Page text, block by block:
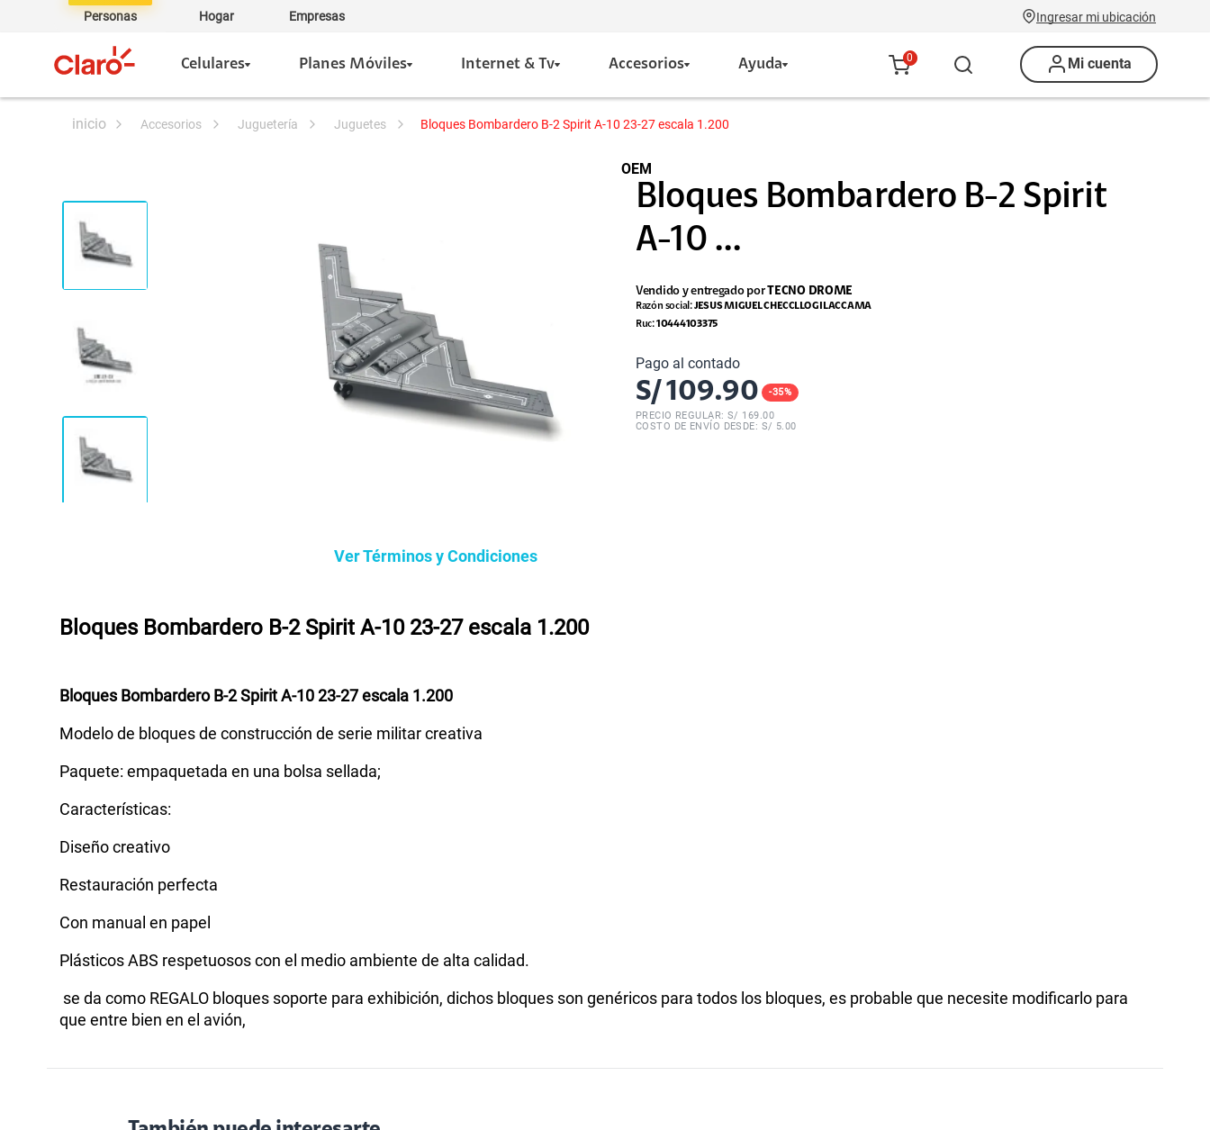
Personas Hogar Empresas Ingresar mi ubicación
Celulares Planes Móviles Internet & Tv Accesorios Ayuda 0 Mi cuenta
accesorios juguetería juguetes Bloques Bombardero B-2 Spirit A-10 23-27 escala 1.200
Ver Términos y Condiciones
OEM
Bloques Bombardero B-2 Spirit
A-10 ...
Vendido y entregado por TECNO DROME
Razón social:JESUS MIGUEL CHECCLLO GILACCAMA
Ruc:10444103375
Pago al contado
S/109.90 -35%
PRECIO REGULAR: S/ 169.00
COSTO DE ENVÍO DESDE: S/ 5.00
Bloques Bombardero B-2 Spirit A-10 23-27 escala 1.200
Bloques Bombardero B-2 Spirit A-10 23-27 escala 1.200
Modelo de bloques de construcción de serie militar creativa
Paquete: empaquetada en una bolsa sellada;
Características:
Diseño creativo
Restauración perfecta
Con manual en papel
Plásticos ABS respetuosos con el medio ambiente de alta calidad.
se da como REGALO bloques soporte para exhibición, dichos bloques son genéricos para todos los bloques, es probable que necesite modificarlo para
que entre bien en el avión,